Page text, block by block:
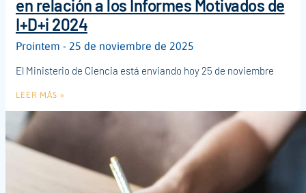
en relación a los Informes Motivados de
I+D+i 2024
Prointem
25 de noviembre de 2025
El Ministerio de Ciencia está enviando hoy 25 de noviembre
LEER MÁS »